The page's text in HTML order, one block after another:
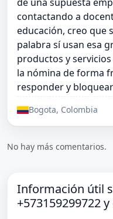
contactando a
educación, creo que
palabra sí usan esa
productos y
la nómina de forma
responder y
Bogota, Colombia
No hay más comentarios.
Información útil
+573159299722